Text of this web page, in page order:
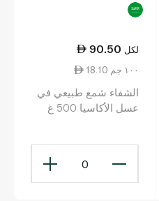
90.50 لكل
18.10 ١٠٠ جم
الشفاء شمع طبيعي في
عسل الأكاسيا 500 غ
0